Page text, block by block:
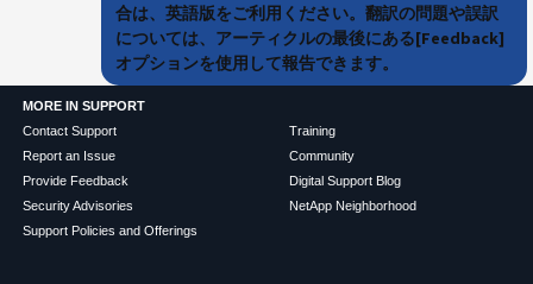
合は、英語版をご利用ください。翻訳の問題や誤訳
については、アーティクルの最後にある[Feedback]
オプションを使用して報告できます。
MORE IN SUPPORT
Contact Support
Report an Issue
Provide Feedback
Security Advisories
Support Policies and Offerings
Training
Community
Digital Support Blog
NetApp Neighborhood